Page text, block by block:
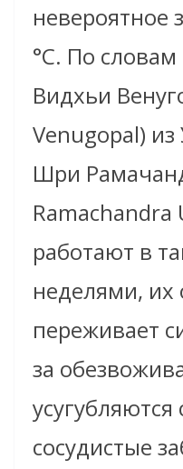
невероятное
°C. По
Видхьи
Venugopal) из
Шри
работают в
неделями, их
переживает
за
сосудистые